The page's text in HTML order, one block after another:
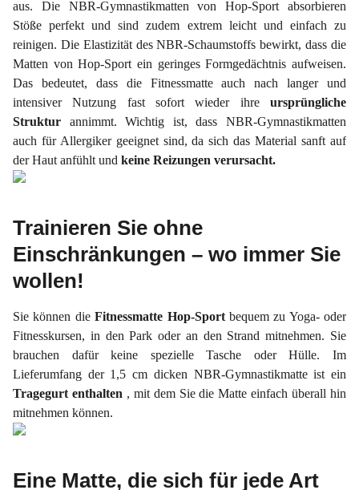
aus. Die NBR-Gymnastikmatten von Hop-Sport absorbieren
Stöße perfekt und sind zudem extrem leicht und einfach zu
reinigen. Die Elastizität des NBR-Schaumstoffs bewirkt, dass die
Matten von Hop-Sport ein geringes Formgedächtnis aufweisen.
Das bedeutet, dass die Fitnessmatte auch nach langer und
intensiver Nutzung fast sofort wieder ihre ursprüngliche
Struktur annimmt. Wichtig ist, dass NBR-Gymnastikmatten
auch für Allergiker geeignet sind, da sich das Material sanft auf
der Haut anfühlt und keine Reizungen verursacht.
Trainieren Sie ohne
Einschränkungen – wo immer Sie
wollen!
Sie können dieFitnessmatte Hop-Sport bequem zu Yoga- oder
Fitnesskursen, in den Park oder an den Strand mitnehmen. Sie
brauchen dafür keine spezielle Tasche oder Hülle. Im
Lieferumfang der 1,5 cm dicken NBR-Gymnastikmatte ist ein
Tragegurt enthalten , mit dem Sie die Matte einfach überall hin
mitnehmen können.
Eine Matte, die sich für jede Art